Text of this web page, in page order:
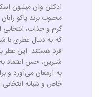
ادکلن وان میلیون
محبوب برند پاکو
گرم و جذاب،
که به دنبال عطری
فرد هستند. این عطر
شیرین، حس اعتماد
به ارمغان می‌آورد و
خاص و شبانه